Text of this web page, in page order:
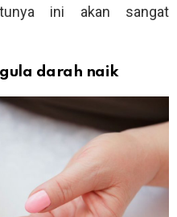
ini akan sangat
darah naik